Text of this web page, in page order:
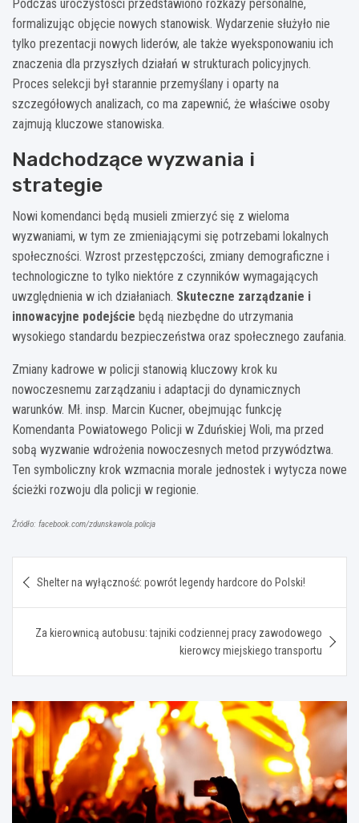
Podczas uroczystości przedstawiono rozkazy personalne,
formalizując objęcie nowych stanowisk. Wydarzenie służyło nie
tylko prezentacji nowych liderów, ale także wyeksponowaniu ich
znaczenia dla przyszłych działań w strukturach policyjnych.
Proces selekcji był starannie przemyślany i oparty na
szczegółowych analizach, co ma zapewnić, że właściwe osoby
zajmują kluczowe stanowiska.
Nadchodzące wyzwania i
strategie
Nowi komendanci będą musieli zmierzyć się z wieloma
wyzwaniami, w tym ze zmieniającymi się potrzebami lokalnych
społeczności. Wzrost przestępczości, zmiany demograficzne i
technologiczne to tylko niektóre z czynników wymagających
uwzględnienia w ich działaniach. Skuteczne zarządzanie i
innowacyjne podejście będą niezbędne do utrzymania
wysokiego standardu bezpieczeństwa oraz społecznego zaufania.
Zmiany kadrowe w policji stanowią kluczowy krok ku
nowoczesnemu zarządzaniu i adaptacji do dynamicznych
warunków. Mł. insp. Marcin Kucner, obejmując funkcję
Komendanta Powiatowego Policji w Zduńskiej Woli, ma przed
sobą wyzwanie wdrożenia nowoczesnych metod przywództwa.
Ten symboliczny krok wzmacnia morale jednostek i wytycza nowe
ścieżki rozwoju dla policji w regionie.
Źródło: facebook.com/zdunskawola.policja
wpisu
Shelter na wyłączność: powrót legendy hardcore do Polski!
Za kierownicą autobusu: tajniki codziennej pracy zawodowego
kierowcy miejskiego transportu